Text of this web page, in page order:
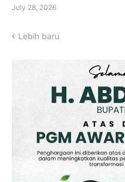
July 28, 2026
Lebih baru